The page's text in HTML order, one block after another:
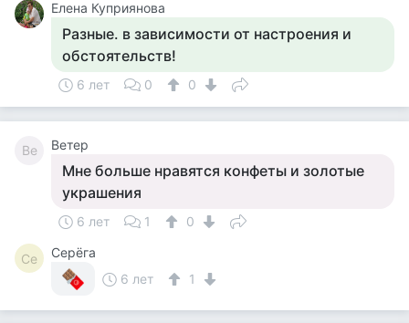
Елена Куприянова
Разные. в зависимости от настроения и
обстоятельств!
6 лет 0 0
Ве Ветер
Мне больше нравятся конфеты и золотые
украшения
6 лет 1 0
Се
Серёга
6 лет
1